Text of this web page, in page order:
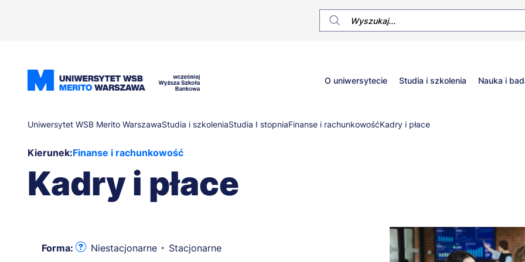
Główne
menu
O uniwersytecie Studia i szkolenia Nauka i
Ścieżka
nawigacyjna
Uniwersytet WSB Merito WarszawaStudia i szkoleniaStudia I stopniaFinanse i rachunkowośćKadry i płace
Kierunek:Finanse i rachunkowość
Kadry i płace
Forma: Niestacjonarne Stacjonarne